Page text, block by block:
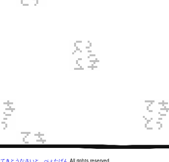
てきとうなさいと。べぇたばん All rights reserved.